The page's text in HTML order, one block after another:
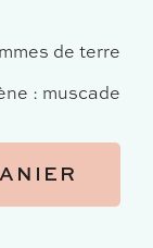
de terre
: muscade